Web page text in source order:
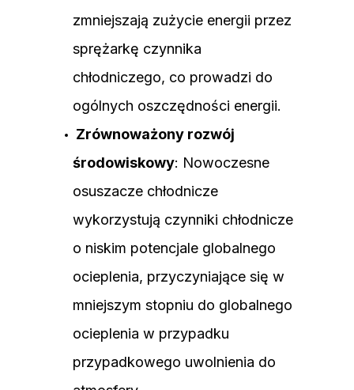
zmniejszają zużycie energii przez
sprężarkę czynnika
chłodniczego, co prowadzi do
ogólnych oszczędności energii.
Zrównoważony rozwój
środowiskowy: Nowoczesne
osuszacze chłodnicze
wykorzystują czynniki chłodnicze
o niskim potencjale globalnego
ocieplenia, przyczyniające się w
mniejszym stopniu do globalnego
ocieplenia w przypadku
przypadkowego uwolnienia do